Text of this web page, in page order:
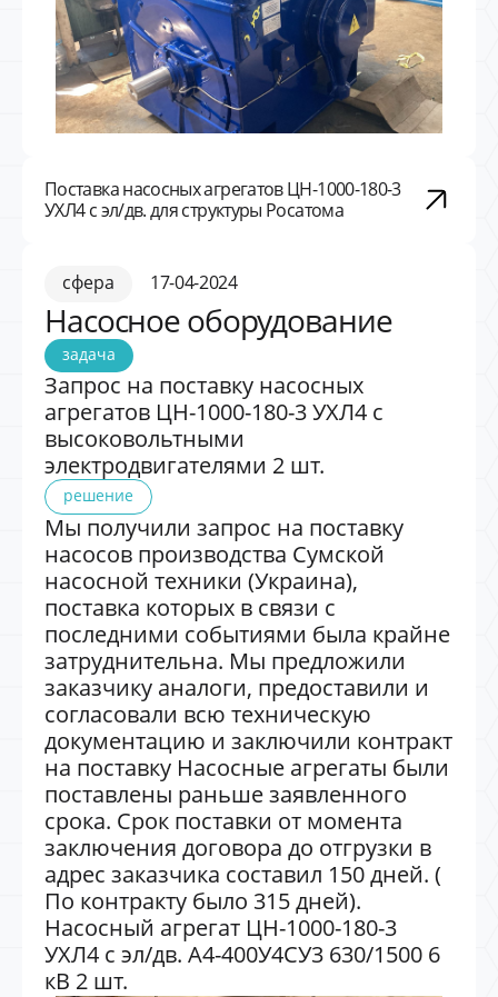
Поставка насосных агрегатов ЦН-1000-180-3
УХЛ4 с эл/дв. для структуры Росатома
сфера 17-04-2024
Насосное оборудование
задача
Запрос на поставку насосных
агрегатов ЦН-1000-180-3 УХЛ4 с
высоковольтными
электродвигателями 2 шт.
решение
Мы получили запрос на поставку
насосов производства Сумской
насосной техники (Украина),
поставка которых в связи с
последними событиями была крайне
затруднительна. Мы предложили
заказчику аналоги, предоставили и
согласовали всю техническую
документацию и заключили контракт
на поставку Насосные агрегаты были
поставлены раньше заявленного
срока. Срок поставки от момента
заключения договора до отгрузки в
адрес заказчика составил 150 дней. (
По контракту было 315 дней).
Насосный агрегат ЦН-1000-180-3
УХЛ4 с эл/дв. А4-400У4СУ3 630/1500 6
кВ 2 шт.